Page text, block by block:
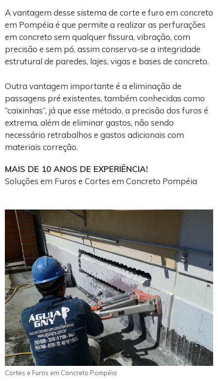
A vantagem desse sistema de corte e furo em concreto
em Pompéia é que permite a realizar as perfurações
em concreto sem qualquer fissura, vibração, com
precisão e sem pó, assim conserva-se a integridade
estrutural de paredes, lajes, vigas e bases de concreto.
Outra vantagem importante é a eliminação de
passagens pré existentes, também conhecidas como
“caixinhas”, já que esse método, a precisão dos furos é
extrema, além de eliminar gastos, não sendo
necessário retrabalhos e gastos adicionais com
materiais correção.
MAIS DE 10 ANOS DE EXPERIÊNCIA!
Soluções em Furos e Cortes em Concreto Pompéia
Cortes e Furos em Concreto Pompéia